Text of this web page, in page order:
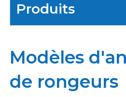
Produits
Modèles
de rongeurs